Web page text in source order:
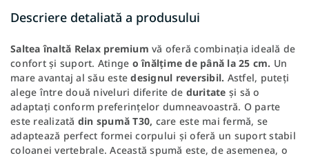
Descriere detaliată a produsului
Saltea înaltă Relax premium vă oferă combinația ideală de
confort și suport. Atinge o înălțime de până la 25 cm. Un
mare avantaj al său estedesignul reversibil. Astfel, puteți
alege între două niveluri diferite de duritate și să o
adaptați conform preferințelor dumneavoastră. O parte
este realizată din spumă T30, care este mai fermă, se
adaptează perfect formei corpului și oferă un suport stabil
coloanei vertebrale. Această spumă este, de asemenea, o